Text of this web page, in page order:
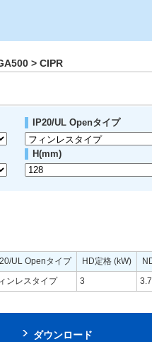
> CIPR
IP20/UL Openタイプ
H(mm)
UL Openタイプ HD定格 (kW)
ンレスタイプ 3 3.7
ダウンロード